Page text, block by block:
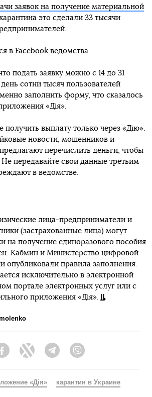
заявок на получение материальной
это сделали 33 тысячи
в Facebook ведомства.
подать заявку можно с 14 до 31
сотни тысяч пользователей
заполнить форму, что сказалось
«Дія».
выплату только через «Дію».
новости, мошенников и
перечислить деньги, чтобы
передавайте свои данные третьим
в ведомстве.
лица-предприниматели и
(застрахованные лица) могут
на получение единоразового пособия
Кабмин и Министерство цифровой
опубликовали правила заполнения.
исключительно в электронной
портале электронных услуг или с
приложения «Дія».
FacebookTwitter Telegram
«Дія» карантин в Украине